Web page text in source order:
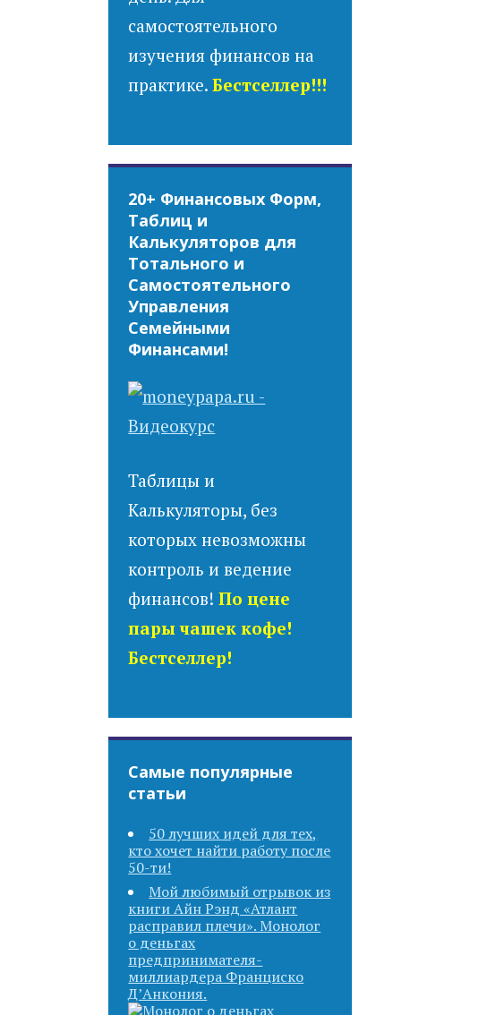
самостоятельного
изучения финансов на
практике.Бестселлер!!!
20+ Финансовых Форм,
Таблиц и
Калькуляторов для
Тотального и
Самостоятельного
Управления
Семейными
Финансами!
Таблицы и
Калькуляторы, без
которых невозможны
контроль и ведение
финансов!По цене
пары чашек кофе!
Бестселлер!
Самые популярные
статьи
50 лучших идей для тех,
кто хочет найти работу после
50-ти!
Мой любимый отрывок из
книги Айн Рэнд «Атлант
расправил плечи». Монолог
о деньгах
предпринимателя-
миллиардера Франциско
Д’Анкония.